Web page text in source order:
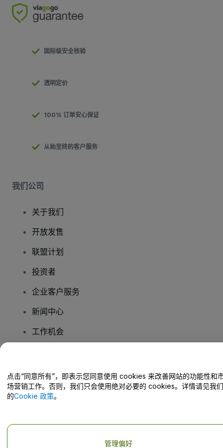
国际级安全核验
透明定价
100% 订单安心保证
从始至终的客户服务
我们公司
关于我们
开放发售
联盟计划
投资者
企业客户服务
新闻中心
工作机会
帮助中心 / 联系我们
点击“同意所有”，即表示您同意使用 cookies 来改善网站的功能性和
场营销工作。否则，我们只会使用绝对必要的 cookies。详情请见我们
的Cookie 政策。
管理偏好